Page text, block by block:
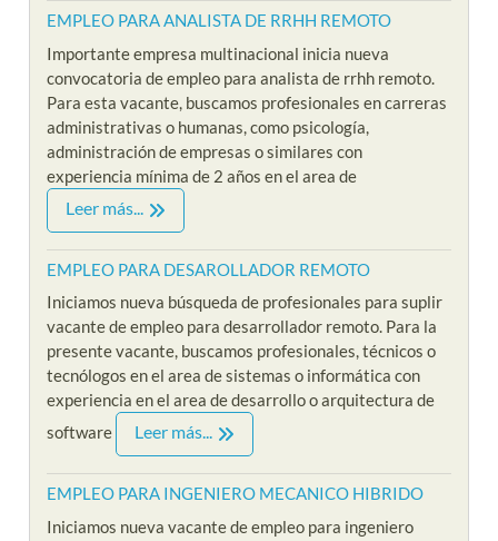
EMPLEO PARA ANALISTA DE RRHH REMOTO
Importante empresa multinacional inicia nueva
convocatoria de empleo para analista de rrhh remoto.
Para esta vacante, buscamos profesionales en carreras
administrativas o humanas, como psicología,
administración de empresas o similares con
experiencia mínima de 2 años en el area de
Leer más...
EMPLEO PARA DESAROLLADOR REMOTO
Iniciamos nueva búsqueda de profesionales para suplir
vacante de empleo para desarrollador remoto. Para la
presente vacante, buscamos profesionales, técnicos o
tecnólogos en el area de sistemas o informática con
experiencia en el area de desarrollo o arquitectura de
software
Leer más...
EMPLEO PARA INGENIERO MECANICO HIBRIDO
Iniciamos nueva vacante de empleo para ingeniero